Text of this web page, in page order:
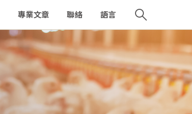
專業文章 聯絡 語言